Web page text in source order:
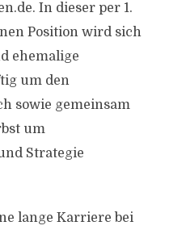
In dieser per 1.
Position wird sich
ehemalige
um den
sowie gemeinsam
um
Strategie
lange Karriere bei